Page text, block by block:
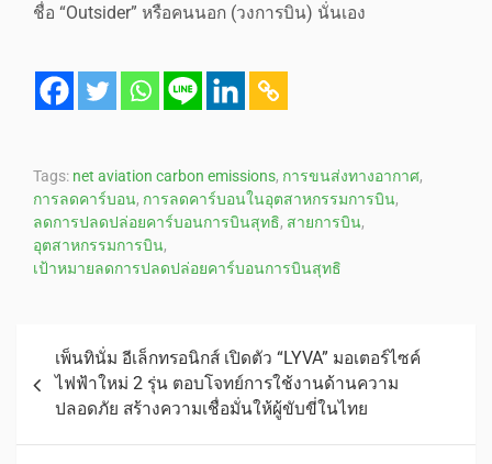
ชื่อ “Outsider” หรือคนนอก (วงการบิน) นั่นเอง
Tags: net aviation carbon emissions, การขนส่งทางอากาศ,
การลดคาร์บอน, การลดคาร์บอนในอุตสาหกรรมการบิน,
ลดการปลดปล่อยคาร์บอนการบินสุทธิ, สายการบิน,
อุตสาหกรรมการบิน,
เป้าหมายลดการปลดปล่อยคาร์บอนการบินสุทธิ
เพ็นทินั่ม อีเล็กทรอนิกส์ เปิดตัว “LYVA” มอเตอร์ไซค์
ไฟฟ้าใหม่ 2 รุ่น ตอบโจทย์การใช้งานด้านความ
ปลอดภัย สร้างความเชื่อมั่นให้ผู้ขับขี่ในไทย